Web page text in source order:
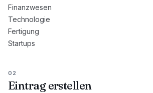
Finanzwesen
Technologie
Fertigung
Startups
02
Eintrag erstellen